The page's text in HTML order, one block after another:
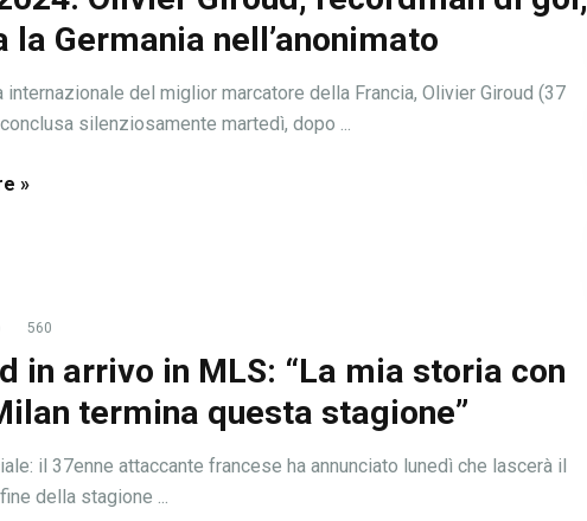
la Germania nell’anonimato
internazionale del miglior marcatore della Francia, Olivier Giroud (37
silenziosamente martedì, dopo ...
»
560
in arrivo in MLS: “La mia storia con
termina questa stagione”
il 37enne attaccante francese ha annunciato lunedì che lascerà il
della stagione ...